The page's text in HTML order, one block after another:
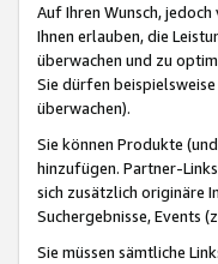
Auf Ihren Wunsch,
Ihnen erlauben, die
überwachen und zu
Sie dürfen
überwachen).
Sie können Produkte
hinzufügen. Partner-
sich zusätzlich originäre
Suchergebnisse, Events
Sie müssen sämtliche